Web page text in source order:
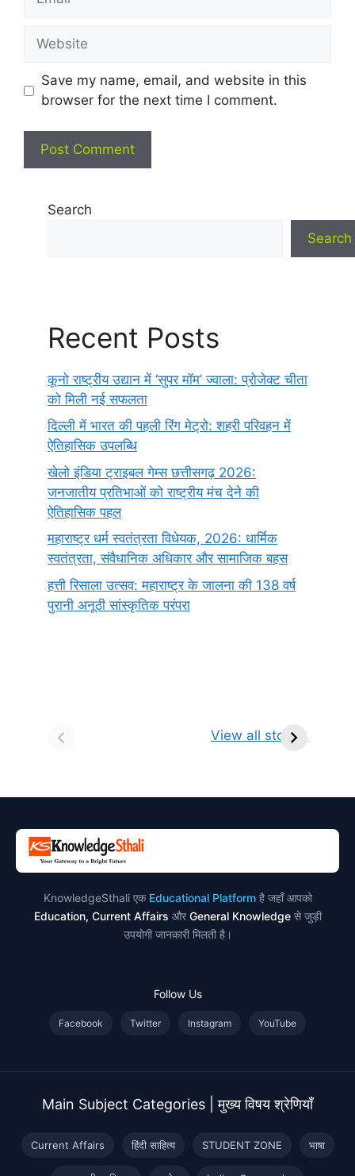
Website
Save my name, email, and website in this
browser for the next time I comment.
Search
Search
Recent Posts
कूनो राष्ट्रीय उद्यान में ‘सुपर मॉम’ ज्वाला: प्रोजेक्ट चीता
को मिली नई सफलता
दिल्ली में भारत की पहली रिंग मेट्रो: शहरी परिवहन में
ऐतिहासिक उपलब्धि
खेलो इंडिया ट्राइबल गेम्स छत्तीसगढ़ 2026:
जनजातीय प्रतिभाओं को राष्ट्रीय मंच देने की
ऐतिहासिक पहल
महाराष्ट्र धर्म स्वतंत्रता विधेयक, 2026: धार्मिक
स्वतंत्रता, संवैधानिक अधिकार और सामाजिक बहस
हत्ती रिसाला उत्सव: महाराष्ट्र के जालना की 138 वर्ष
पुरानी अनूठी सांस्कृतिक परंपरा
View all stories
किसे कहते है?
ज्योतिर्लिंग | नाम,
KnowledgeSthali एक Educational Platformहै जहाँ आपको
Education, Current Affairs और General Knowledgeसे जुड़ी
उपयोगी जानकारी मिलती है।
Follow Us
Facebook Twitter Instagram YouTube
Main Subject Categories | मुख्य विषय श्रेणियाँ
Current Affairs हिंदी साहित्य STUDENT ZONE भाषा